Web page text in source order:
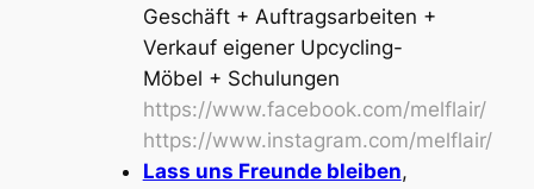
Geschäft + Auftragsarbeiten +
Verkauf eigener Upcycling-
Möbel + Schulungen
https://www.facebook.com/melflair/
https://www.instagram.com/melflair/
Lass uns Freunde bleiben,